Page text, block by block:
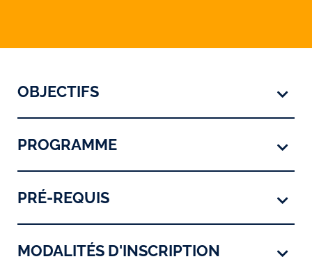
OBJECTIFS
PROGRAMME
PRÉ-REQUIS
MODALITÉS D'INSCRIPTION